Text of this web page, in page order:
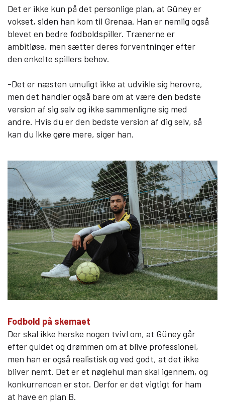
Det er ikke kun på det personlige plan, at Güney er
vokset, siden han kom til Grenaa. Han er nemlig også
blevet en bedre fodboldspiller. Trænerne er
ambitiøse, men sætter deres forventninger efter
den enkelte spillers behov.
-Det er næsten umuligt ikke at udvikle sig herovre,
men det handler også bare om at være den bedste
version af sig selv og ikke sammenligne sig med
andre. Hvis du er den bedste version af dig selv, så
kan du ikke gøre mere, siger han.
Fodbold på skemaet
Der skal ikke herske nogen tvivl om, at Güney går
efter guldet og drømmen om at blive professionel,
men han er også realistisk og ved godt, at det ikke
bliver nemt. Det er et nøglehul man skal igennem, og
konkurrencen er stor. Derfor er det vigtigt for ham
at have en plan B.